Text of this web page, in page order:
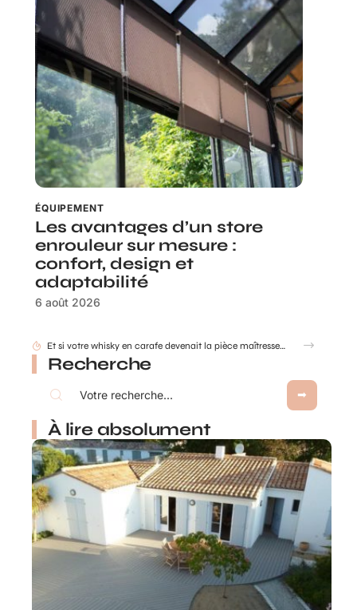
ÉQUIPEMENT
Les avantages d’un store
enrouleur sur mesure :
confort, design et
adaptabilité
6 août 2026
Et si votre whisky en carafe devenait la pièce maîtresse de votre salon ?
Recherche
À lire absolument